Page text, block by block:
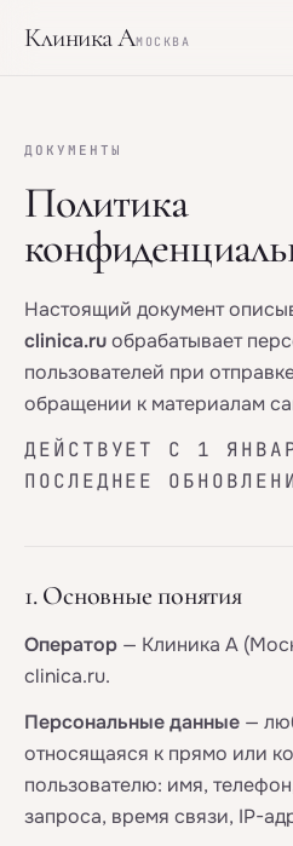
Клиника АМОСКВА
О клинике
Статьи
Анализы
Контакты
ДОКУМЕНТЫ
Политика
Настоящий документ
clinica.ruобрабатывает
пользователей при
обращении к материалам
ДЕЙСТВУЕТ С 1
ПОСЛЕДНЕЕ
1. Основные понятия
Оператор — Клиника А
clinica.ru.
Персональные данные —
относящаяся к прямо или
пользователю: имя,
запроса, время связи, IP-